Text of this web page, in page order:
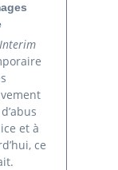
Interim
et à
ce